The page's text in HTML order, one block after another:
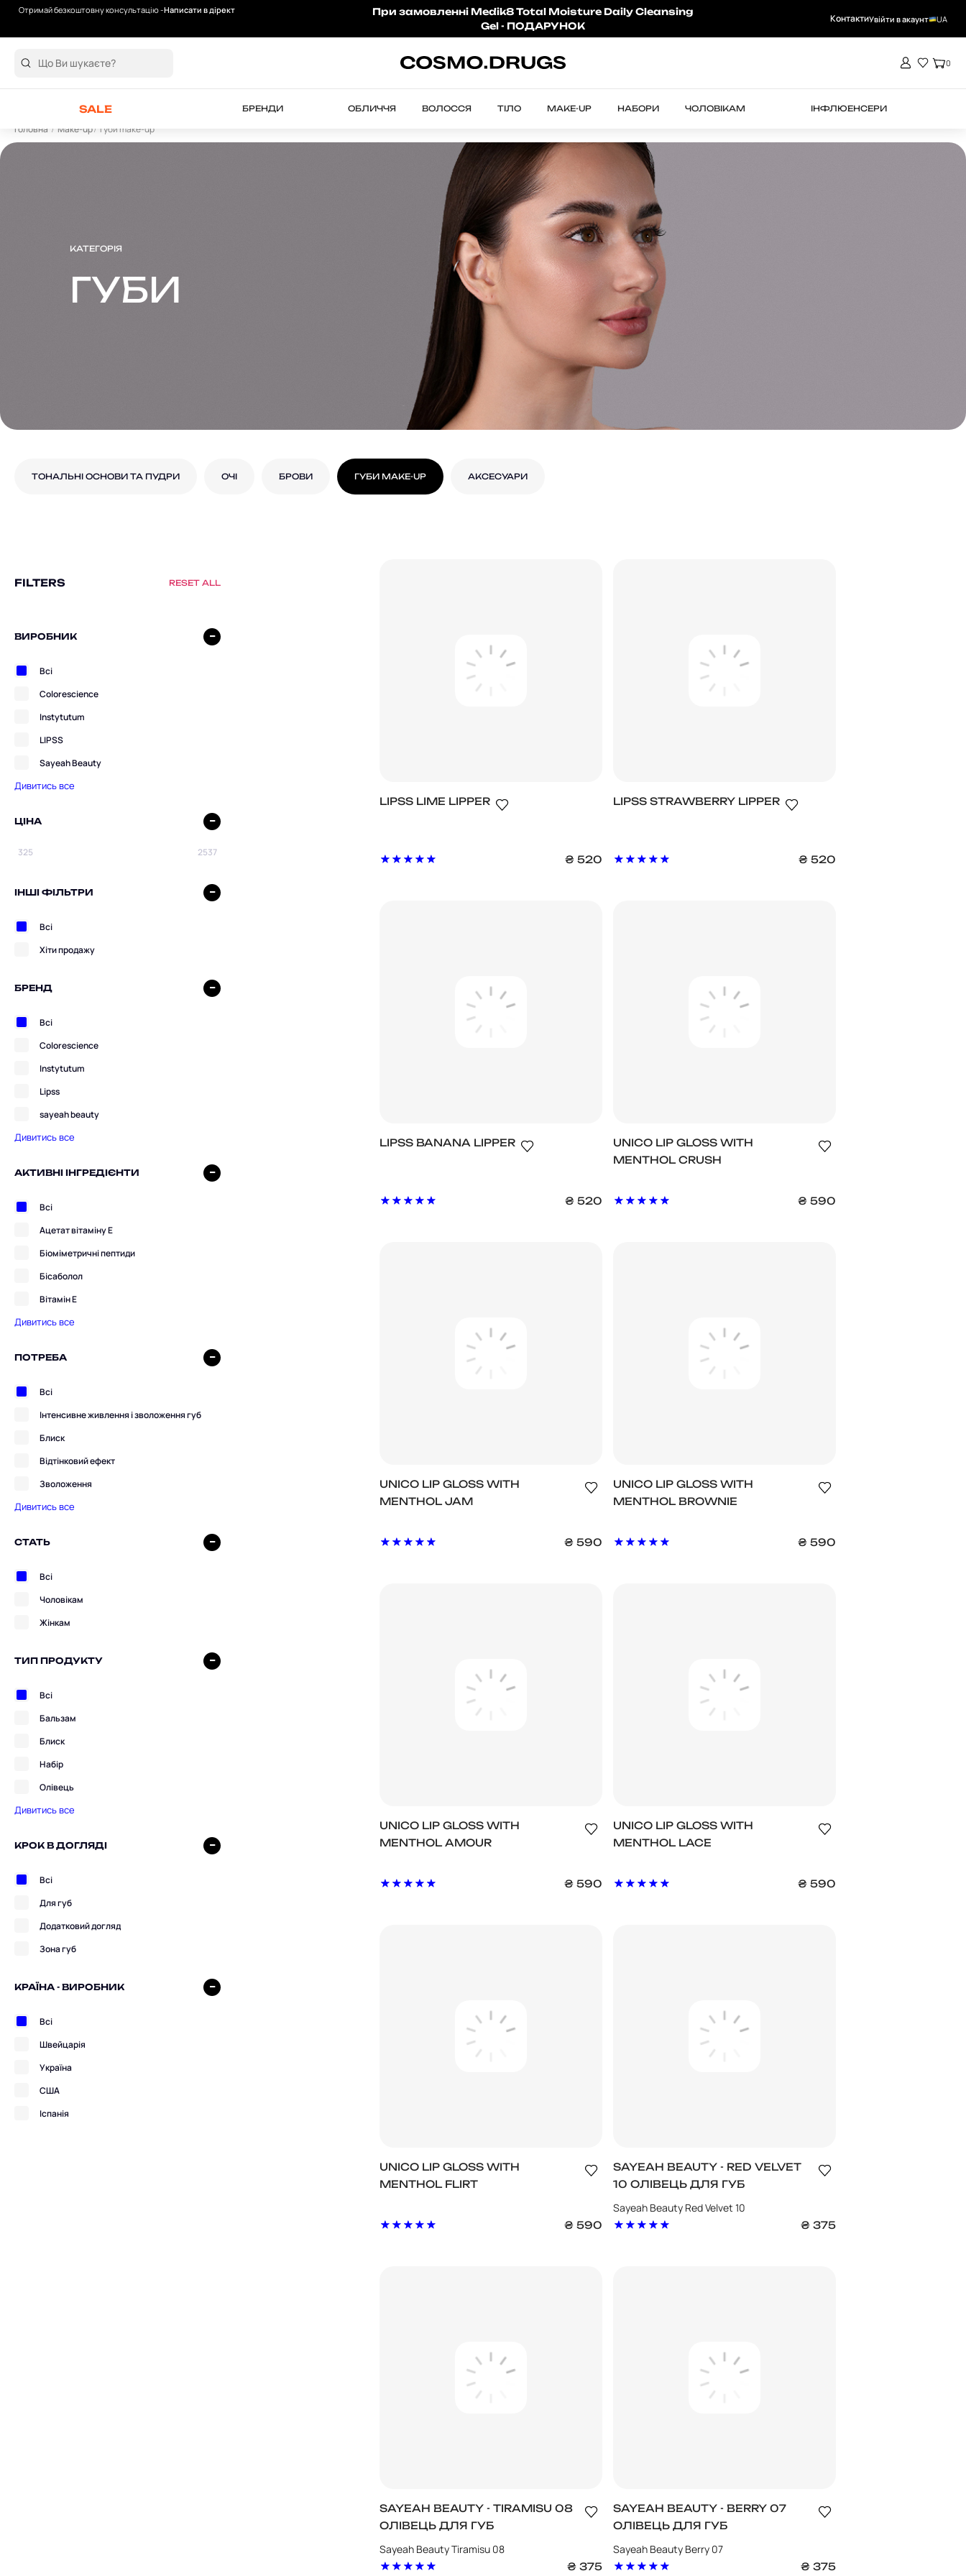
Отримай безкоштовну консультацію -Написати в дірект
Безкоштовна доставка від 2000 грн
При замовленні Medik8 Total Moisture Daily Cleansing
Gel - ПОДАРУНОК
КонтактиУвійти в акаунт UA
0
SALE БРЕНДИ ОБЛИЧЧЯ ВОЛОССЯ ТІЛО MAKE-UP НАБОРИ ЧОЛОВІКАМ ІНФЛЮЕНСЕРИ
Головна Make-up Губи make-up
КАТЕГОРІЯ
ГУБИ
ТОНАЛЬНІ ОСНОВИ ТА ПУДРИ ОЧІ БРОВИ ГУБИ MAKE-UP АКСЕСУАРИ
FILTERS RESET ALL
ВИРОБНИК
Всі
Colorescience
Instytutum
LIPSS
Sayeah Beauty
Дивитись все
ЦІНА
ІНШІ ФІЛЬТРИ
Всі
Хіти продажу
БРЕНД
Всі
Colorescience
Instytutum
Lipss
sayeah beauty
Дивитись все
АКТИВНІ ІНГРЕДІЄНТИ
Всі
Ацетат вітаміну Е
Біоміметричні пептиди
Бісаболол
Вітамін Е
Дивитись все
ПОТРЕБА
Всі
Інтенсивне живлення і зволоження губ
Блиск
Відтінковий ефект
Зволоження
Дивитись все
СТАТЬ
Всі
Чоловікам
Жінкам
ТИП ПРОДУКТУ
Всі
Бальзам
Блиск
Набір
Олівець
Дивитись все
КРОК В ДОГЛЯДІ
Всі
Для губ
Додатковий догляд
Зона губ
КРАЇНА - ВИРОБНИК
Всі
Швейцарія
Україна
США
Іспанія
LIPSS LIME LIPPER
₴ 520
LIPSS STRAWBERRY LIPPER
₴ 520
LIPSS BANANA LIPPER
₴ 520
UNICO LIP GLOSS WITH
MENTHOL CRUSH
₴ 590
UNICO LIP GLOSS WITH
MENTHOL JAM
₴ 590
UNICO LIP GLOSS WITH
MENTHOL BROWNIE
₴ 590
UNICO LIP GLOSS WITH
MENTHOL AMOUR
₴ 590
UNICO LIP GLOSS WITH
MENTHOL LACE
₴ 590
UNICO LIP GLOSS WITH
MENTHOL FLIRT
₴ 590
SAYEAH BEAUTY - RED VELVET
10 ОЛІВЕЦЬ ДЛЯ ГУБ
Sayeah Beauty Red Velvet 10
₴ 375
SAYEAH BEAUTY - TIRAMISU 08
ОЛІВЕЦЬ ДЛЯ ГУБ
Sayeah Beauty Tiramisu 08
₴ 375
SAYEAH BEAUTY - BERRY 07
ОЛІВЕЦЬ ДЛЯ ГУБ
Sayeah Beauty Berry 07
₴ 375